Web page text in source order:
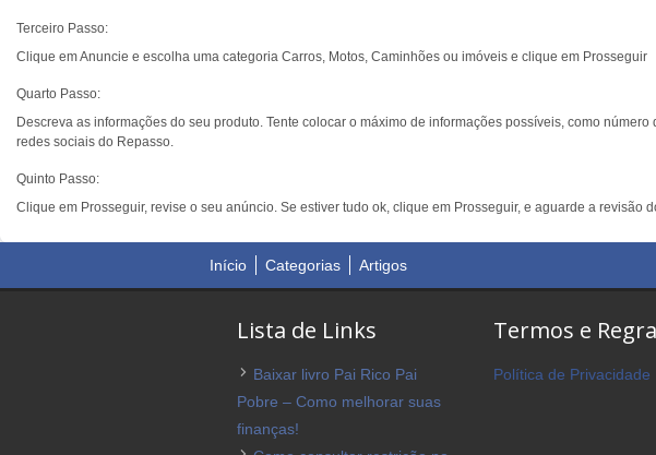
Terceiro Passo:
Clique em Anuncie e escolha uma categoria Carros, Motos, Caminhões ou imóveis e clique em Prosseguir
Quarto Passo:
Descreva as informações do seu produto. Tente colocar o máximo de informações possíveis, como
redes sociais do Repasso.
Quinto Passo:
Clique em Prosseguir, revise o seu anúncio. Se estiver tudo ok, clique em Prosseguir, e aguarde a revisão
Início Categorias Artigos
Lista de Links
Baixar livro Pai Rico Pai
Pobre – Como melhorar suas
finanças!
Termos e
Política de Privacidade